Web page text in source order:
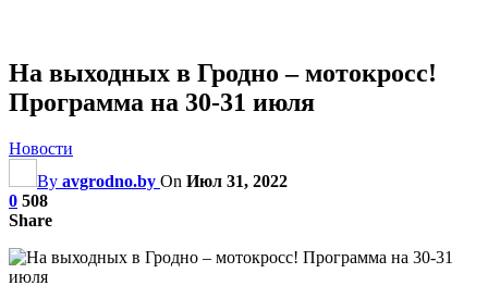
На выходных в Гродно – мотокросс!
Программа на 30-31 июля
Новости
By avgrodno.by On Июл 31, 2022
0 508
Share